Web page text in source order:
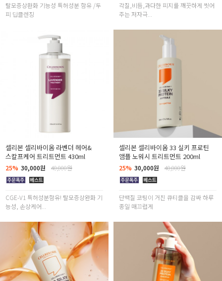
탈모증상환화 기능성 특허성분 함유 /두
피 딥클렌징
각질,비듬,과다한 피지를 깨끗하게 씻어
주는 저자극...
셀리본 셀리바이옴 라벤더 헤어&
스칼프케어 트리트먼트 430ml
25% 30,000원 40,000원
CGE-V1 특허성분함유! 탈모증상완화 기
능성, 손상케어...
셀리본 셀리바이옴 33 실키 프로틴
앰플 노워시 트리트먼트 200ml
25% 30,000원 40,000원
단백질 코팅이 거친 큐티클을 감싸 하루
종일 매끄럽게